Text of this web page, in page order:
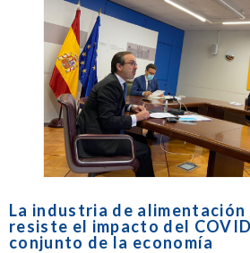
La industria de alimentación
resiste el impacto del
conjunto de la economía